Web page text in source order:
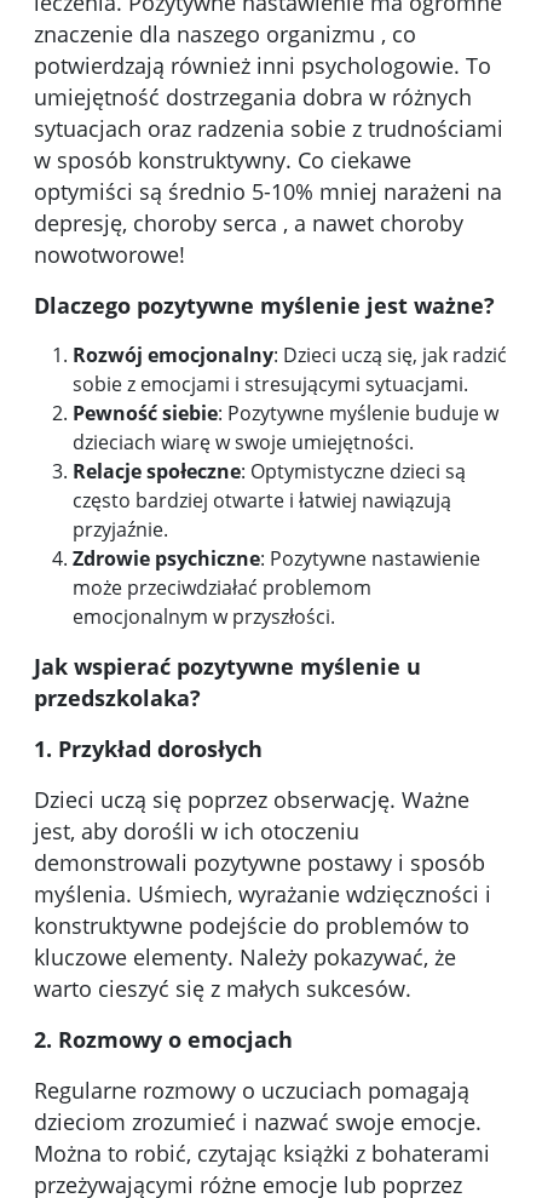
znaczenie dla naszego organizmu , co
potwierdzają również inni psychologowie. To
umiejętność dostrzegania dobra w różnych
sytuacjach oraz radzenia sobie z trudnościami
w sposób konstruktywny. Co ciekawe
optymiści są średnio 5-10% mniej narażeni na
depresję, choroby serca , a nawet choroby
nowotworowe!
Dlaczego pozytywne myślenie jest ważne?
Rozwój emocjonalny: Dzieci uczą się, jak radzić
sobie z emocjami i stresującymi sytuacjami.
Pewność siebie: Pozytywne myślenie buduje w
dzieciach wiarę w swoje umiejętności.
Relacje społeczne: Optymistyczne dzieci są
często bardziej otwarte i łatwiej nawiązują
przyjaźnie.
Zdrowie psychiczne: Pozytywne nastawienie
może przeciwdziałać problemom
emocjonalnym w przyszłości.
Jak wspierać pozytywne myślenie u
przedszkolaka?
1. Przykład dorosłych
Dzieci uczą się poprzez obserwację. Ważne
jest, aby dorośli w ich otoczeniu
demonstrowali pozytywne postawy i sposób
myślenia. Uśmiech, wyrażanie wdzięczności i
konstruktywne podejście do problemów to
kluczowe elementy. Należy pokazywać, że
warto cieszyć się z małych sukcesów.
2. Rozmowy o emocjach
Regularne rozmowy o uczuciach pomagają
dzieciom zrozumieć i nazwać swoje emocje.
Można to robić, czytając książki z bohaterami
przeżywającymi różne emocje lub poprzez